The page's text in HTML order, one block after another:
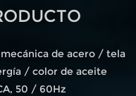
de acero / tela
/ color de aceite
50 / 60Hz